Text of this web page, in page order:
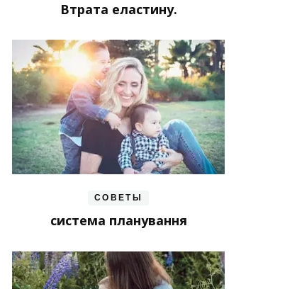
Втрата еластину.
СОВЕТЫ
система планування